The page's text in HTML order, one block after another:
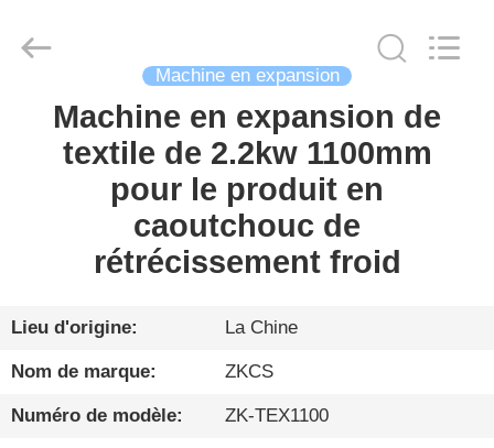
D'ACIER
TENEUR
CARBONE
PRODUITS
INDUSTRIAL
CO.,
Reserved.
Machine en expansion
Machine en expansion de
textile de 2.2kw 1100mm
pour le produit en
caoutchouc de
rétrécissement froid
Lieu d'origine: La Chine
Nom de marque: ZKCS
Numéro de modèle: ZK-TEX1100